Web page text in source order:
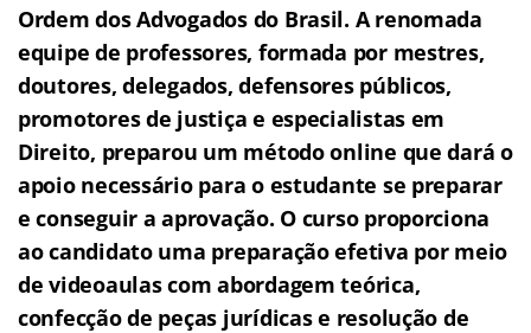
Ordem dos Advogados do Brasil. A renomada
equipe de professores, formada por mestres,
doutores, delegados, defensores públicos,
promotores de justiça e especialistas em
Direito, preparou um método online que dará o
apoio necessário para o estudante se preparar
e conseguir a aprovação. O curso proporciona
ao candidato uma preparação efetiva por meio
de videoaulas com abordagem teórica,
confecção de peças jurídicas e resolução de